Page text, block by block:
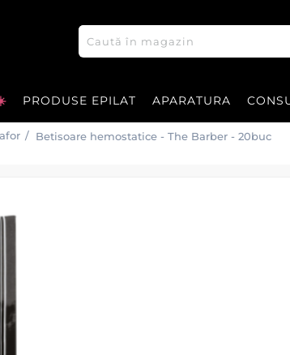
PRODUSE EPILAT APARATURA
/ Betisoare hemostatice - The Barber - 20buc